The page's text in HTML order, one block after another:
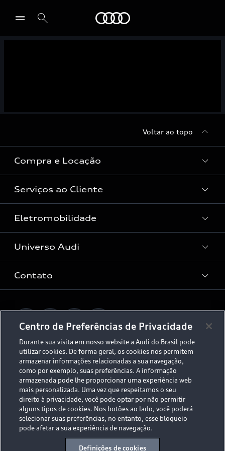
Voltar ao topo
Compra e Locação
Condições Audi
Vendas Corporativas
Audi Approved :plus
Serviços ao Cliente
Manutenção e Reparos
Serviços de Proteção
Rede de Concessionária
Eletromobilidade
Universo da mobilidade elétrica
Dúvidas de eletrificação
App e-tron
Planejamento de recarga
Universo Audi
Audi no Brasil
Audi Driving Experience
ESG
Tecnologias Audi
Audi exclusive
Audi Collection
Contato
Fale Conosco
Trabalhe Conosco
Canais de Denúncia
Programa de compliance
© 2026 AUDI AG. All Rights Reserved.
Políticas de Privacidade
Código de Conduta
Aviso Legal
Proteção de Dados - LGPD
Sala de Imprensa
Centro de Preferências de Privacidade
Durante sua visita em nosso website a Audi do Brasil pode
utilizar cookies. De forma geral, os cookies nos permitem
armazenar informações relacionadas a sua navegação,
como por exemplo, suas preferências. A informação
armazenada pode lhe proporcionar uma experiência web
mais personalizada. Uma vez que respeitamos o seu
direito à privacidade, você pode optar por não permitir
alguns tipos de cookies. Nos botões ao lado, você poderá
selecionar suas preferências, no entanto, esse bloqueio
pode afetar a sua experiência de navegação.
Definições de cookies